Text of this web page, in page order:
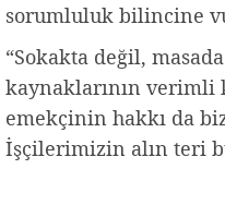
sorumluluk bilincine
“Sokakta değil,
kaynaklarının verimli
emekçinin hakkı da
İşçilerimizin alın teri